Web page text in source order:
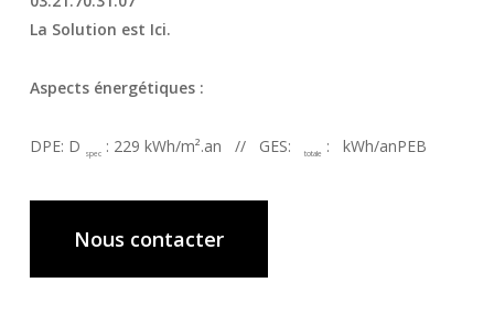
La Solution est Ici.
Aspects énergétiques :
DPE: D spec : 229 kWh/m².an // GES: totale : kWh/anPEB
Nous contacter